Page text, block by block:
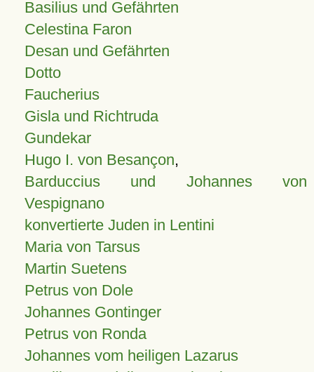
Basilius und Gefährten
Celestina Faron
Desan und Gefährten
Dotto
Faucherius
Gisla und Richtruda
Gundekar
Hugo I. von Besançon,
Barduccius und Johannes von
Vespignano
konvertierte Juden in Lentini
Maria von Tarsus
Martin Suetens
Petrus von Dole
Johannes Gontinger
Petrus von Ronda
Johannes vom heiligen Lazarus